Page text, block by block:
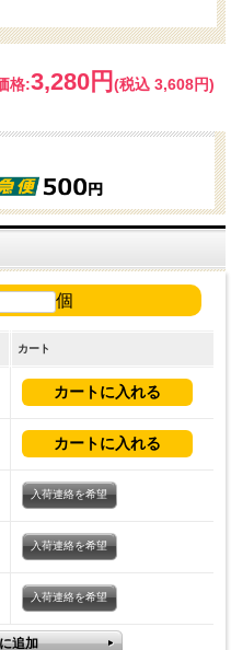
格:3,280円 (税込 3,608円)
個
カート
入荷連絡を希望
入荷連絡を希望
入荷連絡を希望